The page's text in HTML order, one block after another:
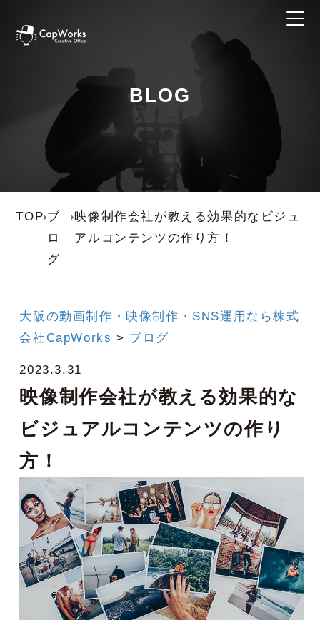
BLOG
TOP ブ
ロ
グ
映像制作会社が教える効果的なビジュ
アルコンテンツの作り方！
大阪の動画制作・映像制作・SNS運用なら株式
会社CapWorks > ブログ
2023.3.31
映像制作会社が教える効果的な
ビジュアルコンテンツの作り
方！